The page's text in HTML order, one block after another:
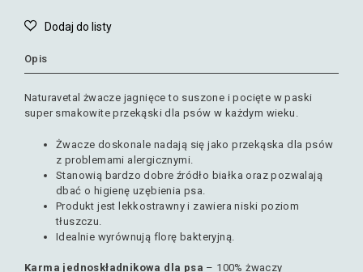
Opis
Naturavetal żwacze jagnięce to suszone i pocięte w paski
super smakowite przekąski dla psów w każdym wieku.
Żwacze doskonale nadają się jako przekąska dla psów
z problemami alergicznymi.
Stanowią bardzo dobre źródło białka oraz pozwalają
dbać o higienę uzębienia psa.
Produkt jest lekkostrawny i zawiera niski poziom
tłuszczu.
Idealnie wyrównują florę bakteryjną.
Karma jednoskładnikowa dla psa – 100% żwaczy